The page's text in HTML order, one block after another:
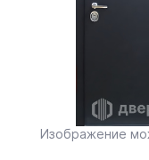
Изображение